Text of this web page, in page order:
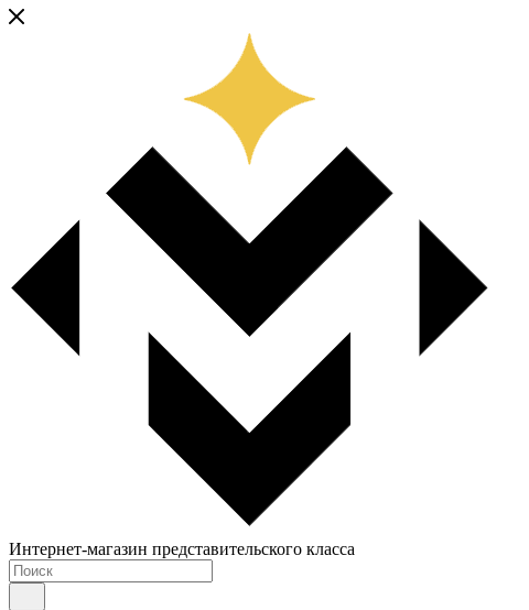
Интернет-магазин представительского класса